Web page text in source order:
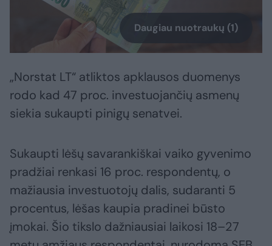
Daugiau nuotraukų (1)
„Norstat LT“ atliktos apklausos duomenys
rodo kad 47 proc. investuojančių asmenų
siekia sukaupti pinigų senatvei.
Sukaupti lėšų savarankiškai vaiko gyvenimo
pradžiai renkasi 16 proc. respondentų, o
mažiausia investuotojų dalis, sudaranti 5
procentus, lėšas kaupia pradinei būsto
įmokai. Šio tikslo dažniausiai laikosi 18–27